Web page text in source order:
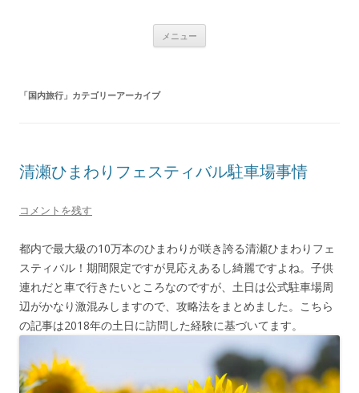
メニュー
「国内旅行 」カテゴリーアーカイブ
清瀬ひまわりフェスティバル駐車場事情
コメントを残す
都内で最大級の10万本のひまわりが咲き誇る清瀬ひまわりフェ
スティバル！期間限定ですが見応えあるし綺麗ですよね。子供
連れだと車で行きたいところなのですが、土日は公式駐車場周
辺がかなり激混みしますので、攻略法をまとめました。こちら
の記事は2018年の土日に訪問した経験に基づいてます。